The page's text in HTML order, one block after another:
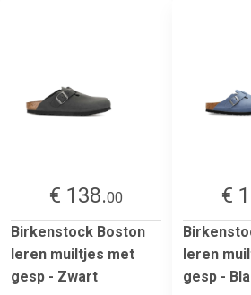
€ 138.00
Birkenstock Boston
leren muiltjes met
gesp - Zwart
€
leren
gesp -